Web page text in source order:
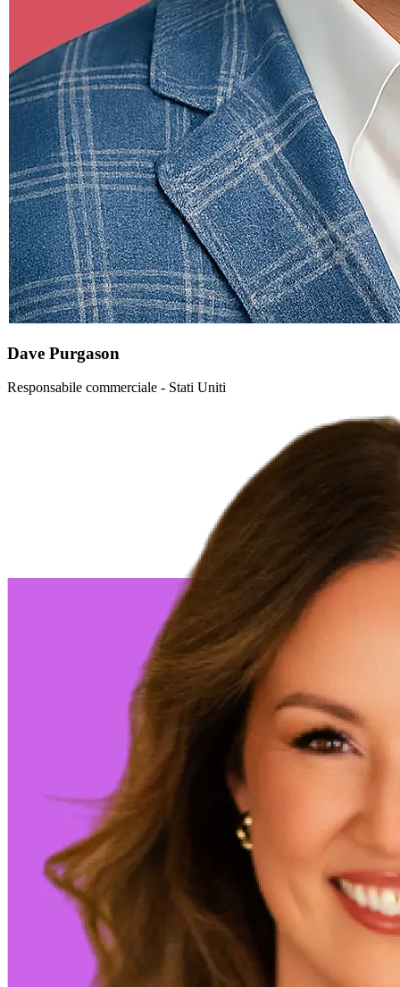
Dave Purgason
Responsabile commerciale - Stati Uniti